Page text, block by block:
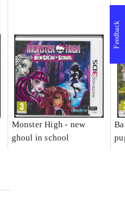
Monster High - new
ghoul in school
Feedback